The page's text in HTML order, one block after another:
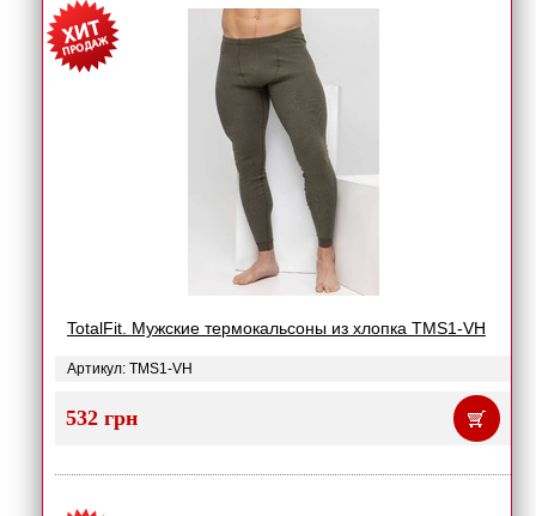
TotalFit. Мужские термокальсоны из хлопка TMS1-VH
Артикул: TMS1-VH
532 грн